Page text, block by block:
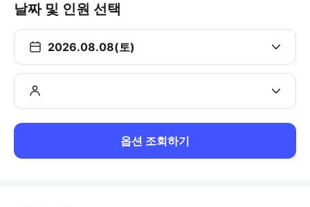
날짜 및 인원 선택
2026.08.08(토)
옵션 조회하기